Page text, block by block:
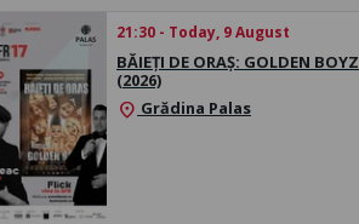
21:30 - Today, 9 August
BĂIEȚI DE ORAȘ: GOLDEN BOYZ
(2026)
location_on Grădina Palas